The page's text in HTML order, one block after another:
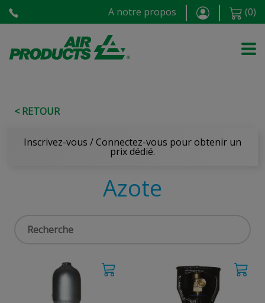
A notre propos (0)
< RETOUR
Inscrivez-vous / Connectez-vous pour obtenir un
prix dédié.
Azote